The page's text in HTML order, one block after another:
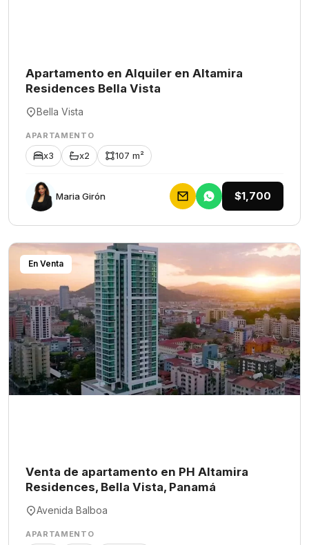
Apartamento en Alquiler en Altamira
Residences Bella Vista
Bella Vista
APARTAMENTO
x3 x2 107 m²
Maria Girón $1,700
En Venta
Venta de apartamento en PH Altamira
Residences, Bella Vista, Panamá
Avenida Balboa
APARTAMENTO